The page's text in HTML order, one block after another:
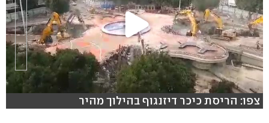
צפו: הריסת כיכר דיזנגוף בהילוך מהיר